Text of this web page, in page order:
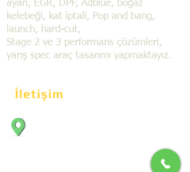
ayarı, EGR, DPF, Adblue, boğaz
kelebeği, kat iptali, Pop and bang,
launch, hard-cut,
Stage 2 ve 3 performans çözümleri,
yarış spec araç tasarımı yapmaktayız.
İletişim